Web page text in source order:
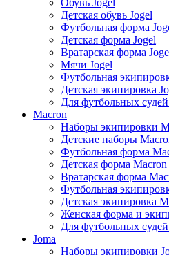
Обувь Jogel
Детская обувь Jogel
Футбольная форма
Детская форма Jogel
Вратарская форма
Мячи Jogel
Футбольная
Детская экипировка
Для футбольных судей
Macron
Наборы экипировки
Детские наборы
Футбольная форма
Детская форма Macron
Вратарская форма
Футбольная
Детская экипировка
Женская форма и
Для футбольных
Joma
Наборы экипировки